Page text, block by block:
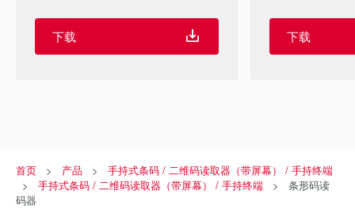
下载 下载
首页 产品
手持式条码 / 二维码读取器（带屏幕） / 手持终端
手持式条码 / 二维码读取器（带屏幕） / 手持终端
条形码读
码器